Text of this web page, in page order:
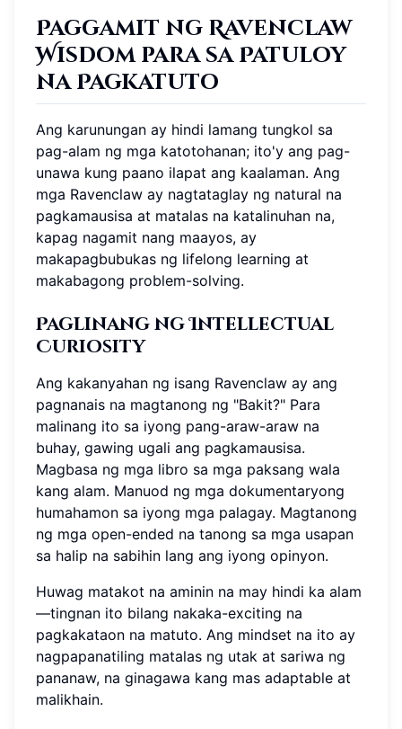
Paggamit ng Ravenclaw
Wisdom para sa Patuloy
na Pagkatuto
Ang karunungan ay hindi lamang tungkol sa
pag-alam ng mga katotohanan; ito'y ang pag-
unawa kung paano ilapat ang kaalaman. Ang
mga Ravenclaw ay nagtataglay ng natural na
pagkamausisa at matalas na katalinuhan na,
kapag nagamit nang maayos, ay
makapagbubukas ng lifelong learning at
makabagong problem-solving.
Paglinang ng Intellectual
Curiosity
Ang kakanyahan ng isang Ravenclaw ay ang
pagnanais na magtanong ng "Bakit?" Para
malinang ito sa iyong pang-araw-araw na
buhay, gawing ugali ang pagkamausisa.
Magbasa ng mga libro sa mga paksang wala
kang alam. Manuod ng mga dokumentaryong
humahamon sa iyong mga palagay. Magtanong
ng mga open-ended na tanong sa mga usapan
sa halip na sabihin lang ang iyong opinyon.
Huwag matakot na aminin na may hindi ka alam
—tingnan ito bilang nakaka-exciting na
pagkakataon na matuto. Ang mindset na ito ay
nagpapanatiling matalas ng utak at sariwa ng
pananaw, na ginagawa kang mas adaptable at
malikhain.